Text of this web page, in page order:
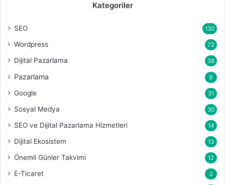
Kategoriler
SEO 130
Wordpress 72
Dijital Pazarlama 38
Pazarlama 9
Google 31
Sosyal Medya 30
SEO ve Dijital Pazarlama Hizmetleri 14
Dijital Ekosistem 13
Önemli Günler Takvimi 12
E-Ticaret 2